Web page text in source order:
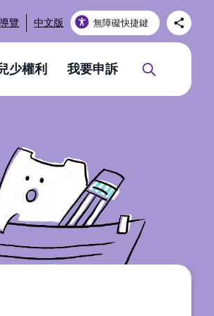
覽 中文版 無障礙快捷鍵
少權利 我要申訴